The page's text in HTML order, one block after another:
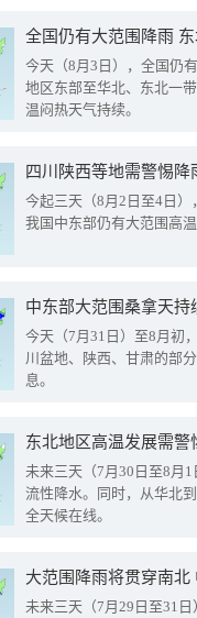
全国仍有大范围降雨
今天（8月3日），全国仍
地区东部至华北、东北一
温闷热天气持续。
今起三天（8月2日至4日
我国中东部仍有大范围高
中东部大范围桑拿天
今天（7月31日）至8月初
川盆地、陕西、甘肃的部
息。
东北地区高温发展需
未来三天（7月30日至8月
流性降水。同时，从华北
全天候在线。
大范围降雨将贯穿南
未来三天（7月29日至31